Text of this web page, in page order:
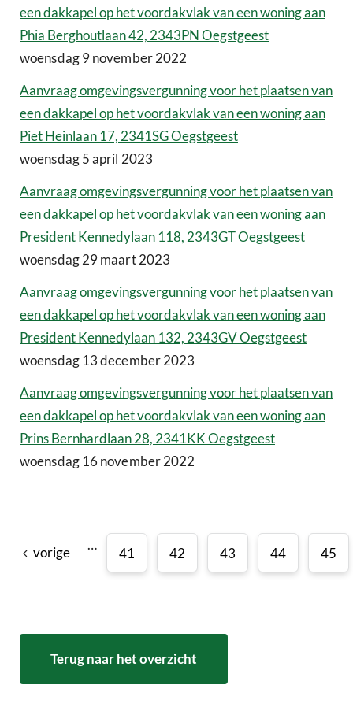
een dakkapel op het voordakvlak van een woning aan
Phia Berghoutlaan 42, 2343PN Oegstgeest
woensdag 9 november 2022
Aanvraag omgevingsvergunning voor het plaatsen van
een dakkapel op het voordakvlak van een woning aan
Piet Heinlaan 17, 2341SG Oegstgeest
woensdag 5 april 2023
Aanvraag omgevingsvergunning voor het plaatsen van
een dakkapel op het voordakvlak van een woning aan
President Kennedylaan 118, 2343GT Oegstgeest
woensdag 29 maart 2023
Aanvraag omgevingsvergunning voor het plaatsen van
een dakkapel op het voordakvlak van een woning aan
President Kennedylaan 132, 2343GV Oegstgeest
woensdag 13 december 2023
Aanvraag omgevingsvergunning voor het plaatsen van
een dakkapel op het voordakvlak van een woning aan
Prins Bernhardlaan 28, 2341KK Oegstgeest
woensdag 16 november 2022
vorige …
41 42 43 44 45
Terug naar het overzicht